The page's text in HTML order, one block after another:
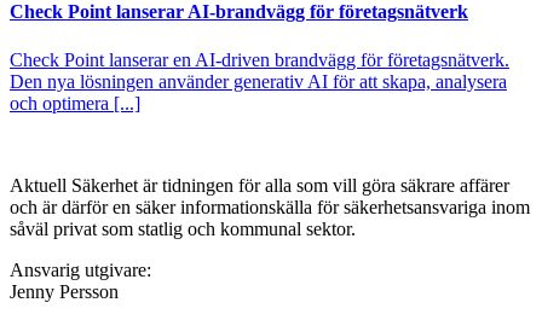
Check Point lanserar AI-brandvägg för företagsnätverk
Check Point lanserar en AI-driven brandvägg för företagsnätverk.
Den nya lösningen använder generativ AI för att skapa, analysera
och optimera [...]
Aktuell Säkerhet är tidningen för alla som vill göra säkrare affärer
och är därför en säker informationskälla för säkerhets­ansvariga inom
såväl privat som statlig och kommunal sektor.
Ansvarig utgivare:
Jenny Persson